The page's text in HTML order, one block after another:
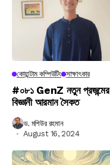
কোয়ান্টাম কম্পিউটিং সাক্ষাৎকার
#০৮১ GenZ নতুন প্রজন্মের
বিজ্ঞানী আরমান সৈকত
ড. মশিউর রহমান
August 16, 2024